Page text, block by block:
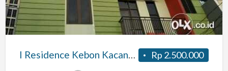
33/7.
Blk
Plaza
Rp 2.500.000
I Residence Kebon Kacang 33/7. Blk Plaza Ind